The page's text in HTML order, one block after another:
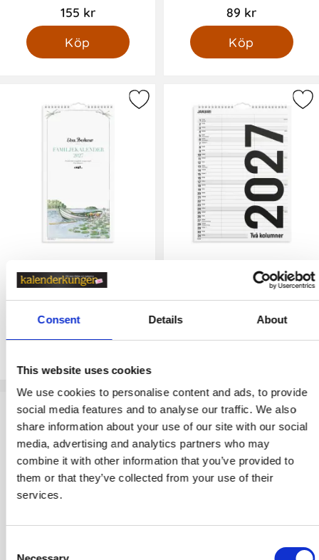
Consent Details About
This website uses cookies
We use cookies to personalise content and ads, to provide
social media features and to analyse our traffic. We also
share information about your use of our site with our social
media, advertising and analytics partners who may
combine it with other information that you’ve provided to
them or that they’ve collected from your use of their
services.
155 kr
Köp
89 kr
Köp
2027
155 kr
Boka
Familjekalender Black and
white A4 2027
129 kr
Boka
Veckokalender
Enveckokalenderär en av de
vanligaste kalendrarna. Med
veckokalender menar vi en kalender